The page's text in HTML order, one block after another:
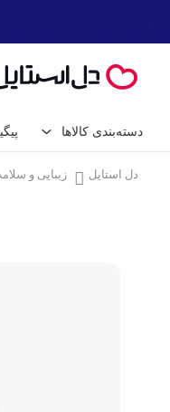
دسته‌بندی کالاها
کالای دیجیتال
دل استایل زیبایی و